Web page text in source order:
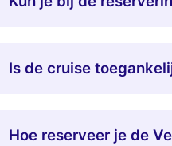
Is de cruise
Hoe reserveer je de